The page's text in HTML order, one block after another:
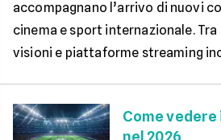
accompagnano l’arrivo di nuovi
cinema e sport internazionale.
visioni e piattaforme streaming
Come
nel 2026